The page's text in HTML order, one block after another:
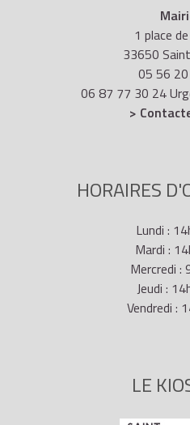
1 place
33650
05 56
06 87 77 30 24
>
HORAIRES
Lundi :
Mardi :
Mercredi :
Jeudi :
Vendredi :
LE